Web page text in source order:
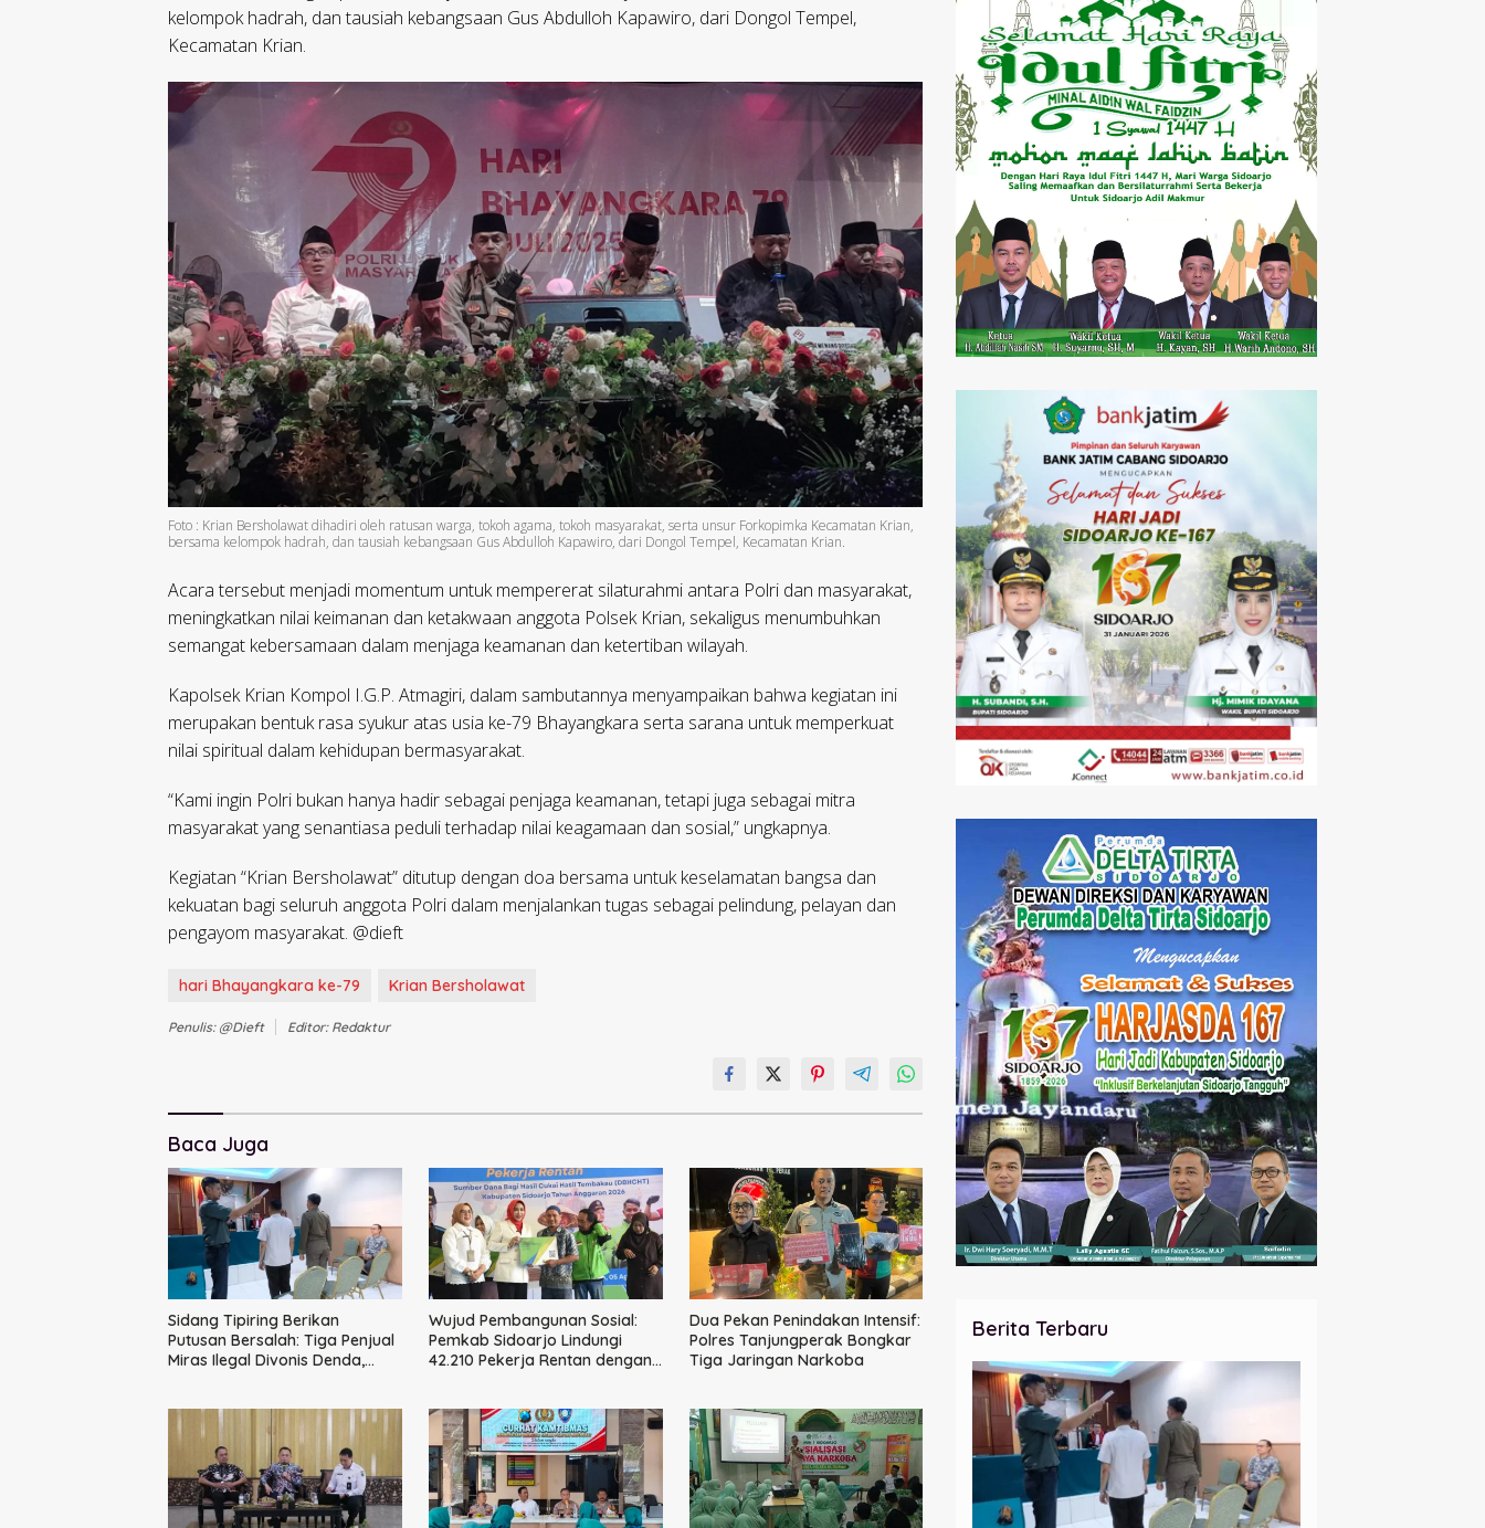
kelompok hadrah, dan tausiah kebangsaan Gus Abdulloh Kapawiro, dari Dongol Tempel,
Kecamatan Krian.
Foto : Krian Bersholawat dihadiri oleh ratusan warga, tokoh agama, tokoh masyarakat, serta unsur Forkopimka Kecamatan Krian,
bersama kelompok hadrah, dan tausiah kebangsaan Gus Abdulloh Kapawiro, dari Dongol Tempel, Kecamatan Krian.
Acara tersebut menjadi momentum untuk mempererat silaturahmi antara Polri dan masyarakat,
meningkatkan nilai keimanan dan ketakwaan anggota Polsek Krian, sekaligus menumbuhkan
semangat kebersamaan dalam menjaga keamanan dan ketertiban wilayah.
Kapolsek Krian Kompol I.G.P. Atmagiri, dalam sambutannya menyampaikan bahwa kegiatan ini
merupakan bentuk rasa syukur atas usia ke-79 Bhayangkara serta sarana untuk memperkuat
nilai spiritual dalam kehidupan bermasyarakat.
“Kami ingin Polri bukan hanya hadir sebagai penjaga keamanan, tetapi juga sebagai mitra
masyarakat yang senantiasa peduli terhadap nilai keagamaan dan sosial,” ungkapnya.
Kegiatan “Krian Bersholawat” ditutup dengan doa bersama untuk keselamatan bangsa dan
kekuatan bagi seluruh anggota Polri dalam menjalankan tugas sebagai pelindung, pelayan dan
pengayom masyarakat. @dieft
hari Bhayangkara ke-79 Krian Bersholawat
Penulis: @dieft Editor: Redaktur
Baca Juga
Sidang Tipiring Berikan
Putusan Bersalah: Tiga Penjual
Miras Ilegal Divonis Denda,
Wujud Pembangunan Sosial:
Pemkab Sidoarjo Lindungi
42.210 Pekerja Rentan dengan
Dua Pekan Penindakan Intensif:
Polres Tanjungperak Bongkar
Tiga Jaringan Narkoba
Berita Terbaru